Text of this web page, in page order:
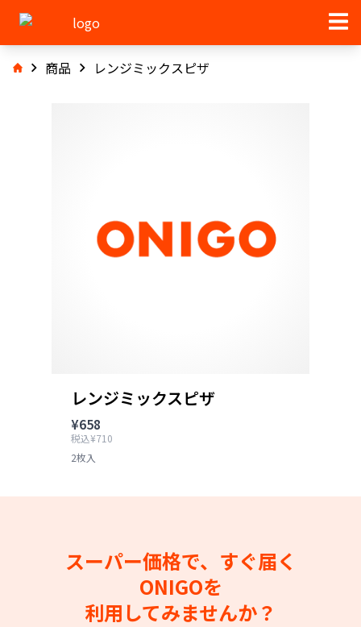
商品 レンジミックスピザ
レンジミックスピザ
¥658
税込¥710
2枚入
スーパー価格で、すぐ届く
ONIGOを
利用してみませんか？